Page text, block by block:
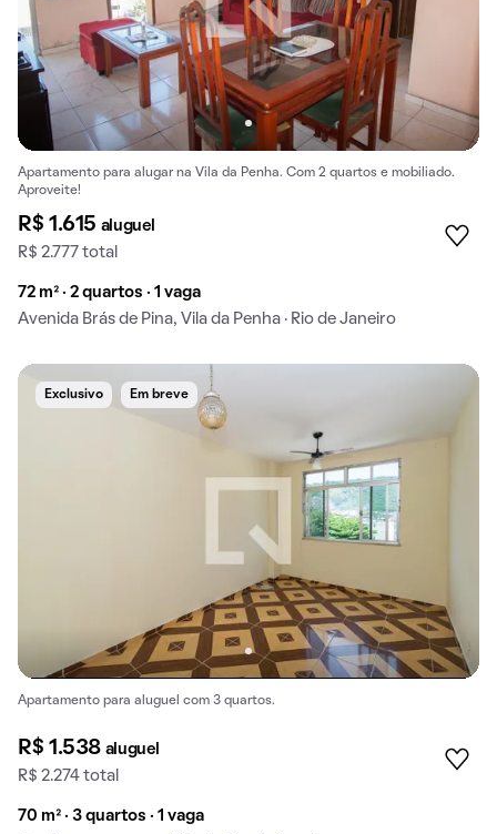
Apartamento para alugar na Vila da Penha. Com 2 quartos e mobiliado.
Aproveite!
R$ 1.615 aluguel
R$ 2.777 total
72 m² · 2 quartos · 1 vaga
Avenida Brás de Pina, Vila da Penha · Rio de Janeiro
Exclusivo Em breve
Apartamento para aluguel com 3 quartos.
R$ 1.538 aluguel
R$ 2.274 total
70 m² · 3 quartos · 1 vaga